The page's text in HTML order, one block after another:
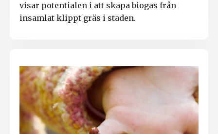
visar potentialen i att skapa biogas från
insamlat klippt gräs i staden.